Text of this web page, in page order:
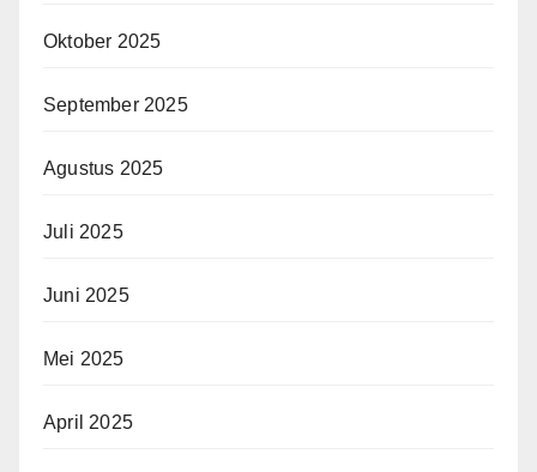
Oktober 2025
September 2025
Agustus 2025
Juli 2025
Juni 2025
Mei 2025
April 2025